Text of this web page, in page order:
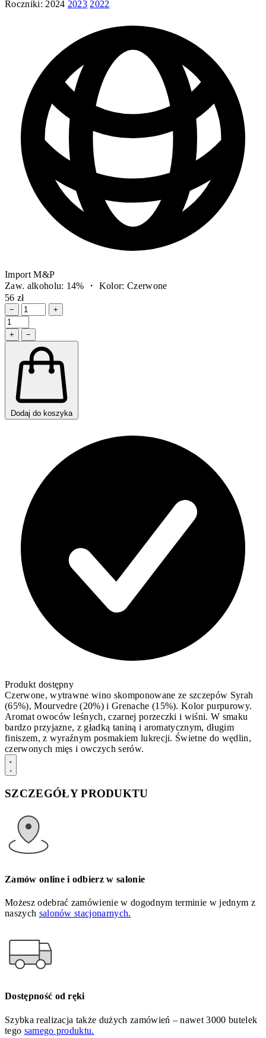
Roczniki: 2024 2023 2022
Import M&P
Zaw. alkoholu: 14% ・ Kolor: Czerwone
56 zł
− +
+ −
Dodaj do koszyka
Produkt dostępny
Czerwone, wytrawne wino skomponowane ze szczepów Syrah
(65%), Mourvedre (20%) i Grenache (15%). Kolor purpurowy.
Aromat owoców leśnych, czarnej porzeczki i wiśni. W smaku
bardzo przyjazne, z gładką taniną i aromatycznym, długim
finiszem, z wyraźnym posmakiem lukrecji. Świetne do wędlin,
czerwonych mięs i owczych serów.
SZCZEGÓŁY PRODUKTU
Zamów online i odbierz w salonie
Możesz odebrać zamówienie w dogodnym terminie w jednym z
naszych salonów stacjonarnych.
Dostępność od ręki
Szybka realizacja także dużych zamówień – nawet 3000 butelek
tego samego produktu.